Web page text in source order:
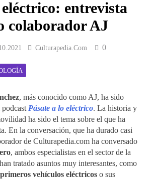
entrevista
colaborador AJ
Culturapedia.com 0
, más conocido como AJ, ha sido
Pásate a lo eléctrico. La historia y
ha sido el tema sobre el que ha
En la conversación, que ha durado casi
de Culturapedia.com ha conversado
, ambos especialistas en el sector de la
tratado asuntos muy interesantes, como
vehículos eléctricos o sus